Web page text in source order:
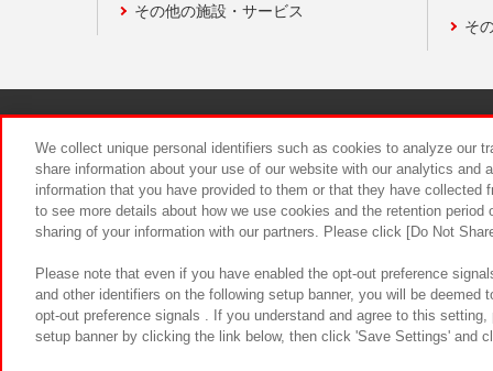
その他の施設・サービス
そ
食品のご
We collect unique personal identifiers such as cookies to analyze our
share information about your use of our website with our analytics and
information that you have provided to them or that they have
to see more details about how we use cookies and the retention
sharing of your information with our partners. Please click [Do Not
Please note that even if you have enabled the opt-out preference
and other identifiers on the following setup banner, you will be
opt-out preference signals . If you understand and agree to this
setup banner by clicking the link below, then click 'Save Settings' and